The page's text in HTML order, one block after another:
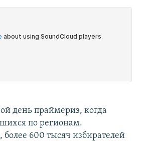
день праймериз, когда
по регионам.
600 тысяч избирателей